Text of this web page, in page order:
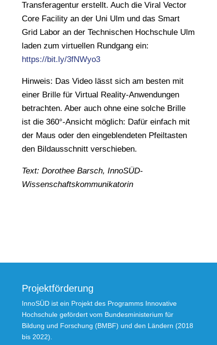
Transferagentur erstellt. Auch die Viral Vector
Core Facility an der Uni Ulm und das Smart
Grid Labor an der Technischen Hochschule Ulm
laden zum virtuellen Rundgang ein:
https://bit.ly/3fNWyo3
Hinweis: Das Video lässt sich am besten mit
einer Brille für Virtual Reality-Anwendungen
betrachten. Aber auch ohne eine solche Brille
ist die 360°-Ansicht möglich: Dafür einfach mit
der Maus oder den eingeblendeten Pfeiltasten
den Bildausschnitt verschieben.
Text: Dorothee Barsch, InnoSÜD-
Wissenschaftskommunikatorin
Projektförderung
InnoSÜD ist ein Projekt des Programms Innovative
Hochschule gefördert vom Bundesministerium für
Bildung und Forschung (BMBF) und den Ländern (2018
bis 2022).